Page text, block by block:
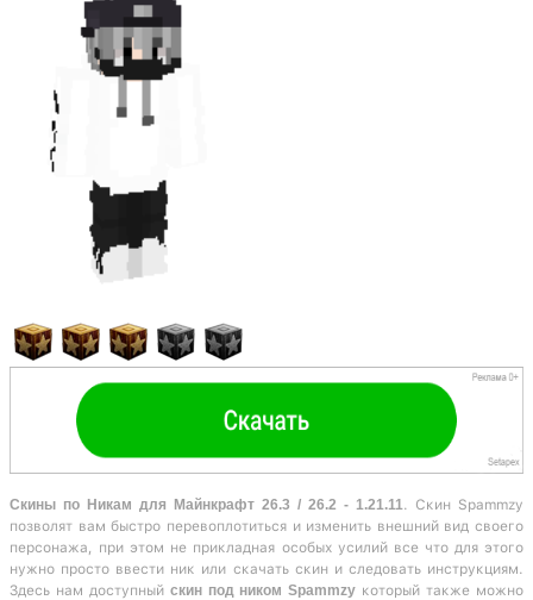
Скины по Никам для Майнкрафт 26.3 / 26.2 - 1.21.11 . Скин Spammzy
позволят вам быстро перевоплотиться и изменить внешний вид своего
персонажа, при этом не прикладная особых усилий все что для этого
нужно просто ввести ник или скачать скин и следовать инструкциям.
Здесь нам доступныйскин под ником Spammzy который также можно